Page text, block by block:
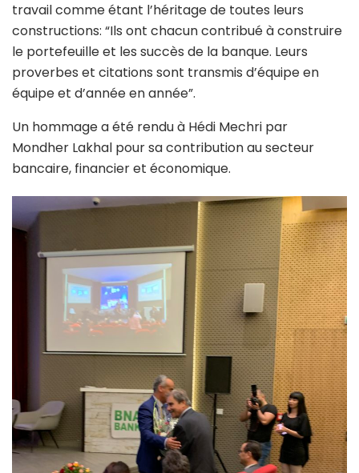
travail comme étant l’héritage de toutes leurs
constructions: “Ils ont chacun contribué à construire
le portefeuille et les succès de la banque. Leurs
proverbes et citations sont transmis d’équipe en
équipe et d’année en année”.
Un hommage a été rendu à Hédi Mechri par
Mondher Lakhal pour sa contribution au secteur
bancaire, financier et économique.